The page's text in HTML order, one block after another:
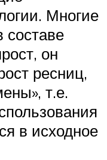
Многие
составе
он
ресниц,
т.е.
в исходное